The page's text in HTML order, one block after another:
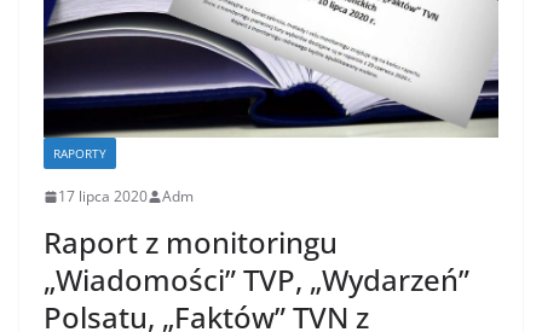
RAPORTY
17 lipca 2020 Adm
Raport z monitoringu
„Wiadomości” TVP, „Wydarzeń”
Polsatu, „Faktów” TVN z